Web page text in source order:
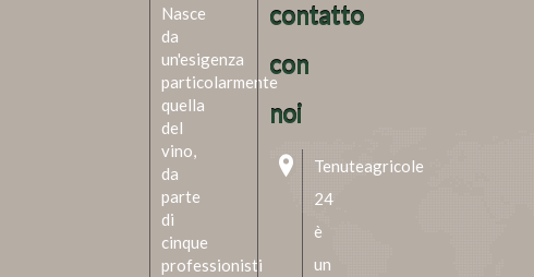
Nasce
da
un'esigenza
particolarmente
quella
del
vino,
da
parte
di
cinque
professionisti
contatto
con
noi
Tenuteagricole
24
è
un